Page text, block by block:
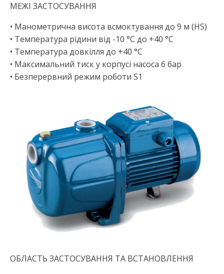
МЕЖІ ЗАСТОСУВАННЯ
• Манометрична висота всмоктування до 9 м (HS)
• Температура рідини від -10 °C до +40 °C
• Температура довкілля до +40 °C
• Максимальний тиск у корпусі насоса 6 бар
• Безперервний режим роботи S1
ОБЛАСТЬ ЗАСТОСУВАННЯ ТА ВСТАНОВЛЕННЯ